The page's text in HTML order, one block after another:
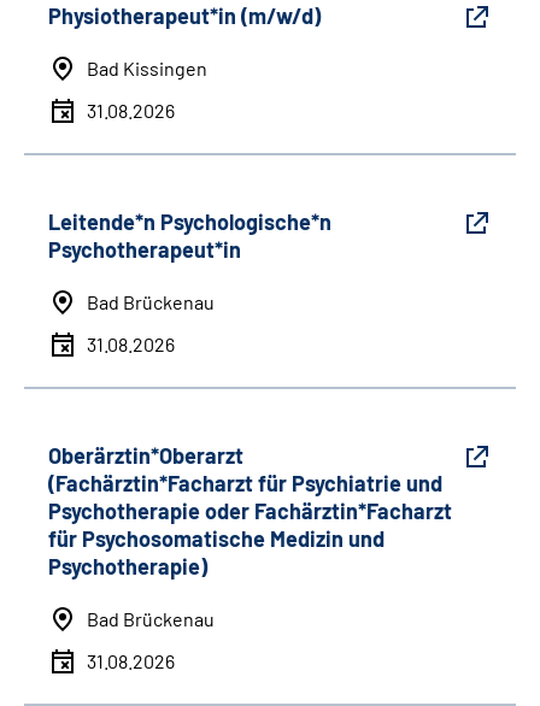
Physiotherapeut*in (m/w/d)
Bad Kissingen
31.08.2026
Leitende*n Psychologische*n
Psychotherapeut*in
Bad Brückenau
31.08.2026
Oberärztin*Oberarzt
(Fachärztin*Facharzt für Psychiatrie und
Psychotherapie oder Fachärztin*Facharzt
für Psychosomatische Medizin und
Psychotherapie)
Bad Brückenau
31.08.2026